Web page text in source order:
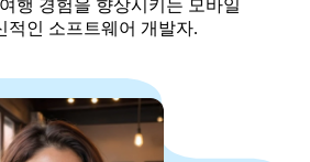
행 경험을 향상시키는 모바일
적인 소프트웨어 개발자.